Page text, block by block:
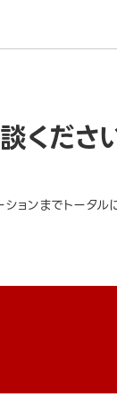
くださ
ョンまでトータル